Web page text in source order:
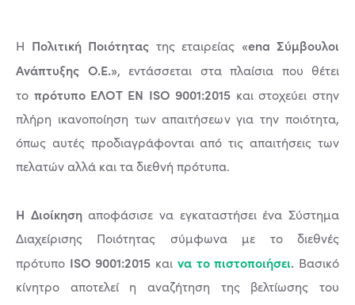
Η Πολιτική Ποιότητας της εταιρείας «ena Σύμβουλοι
Ανάπτυξης Ο.Ε.», εντάσσεται στα πλαίσια που θέτει
το πρότυπο ΕΛΟΤ ΕΝ ISO 9001:2015 και στοχεύει στην
πλήρη ικανοποίηση των απαιτήσεων για την ποιότητα,
όπως αυτές προδιαγράφονται από τις απαιτήσεις των
πελατών αλλά και τα διεθνή πρότυπα.
Η Διοίκησηαποφάσισε να εγκαταστήσει ένα Σύστημα
Διαχείρισης Ποιότητας σύμφωνα με το διεθνές
πρότυπο ISO 9001:2015 και να το πιστοποιήσει. Βασικό
κίνητρο αποτελεί η αναζήτηση της βελτίωσης του